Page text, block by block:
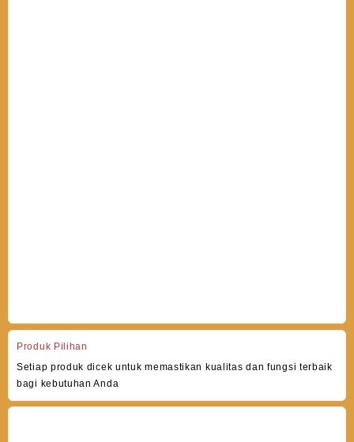
Produk Pilihan
Setiap produk dicek untuk memastikan kualitas dan fungsi terbaik
bagi kebutuhan Anda